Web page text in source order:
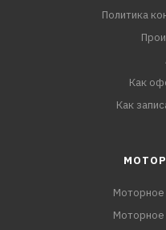
Политика
Как
Как
Моторное
Моторное